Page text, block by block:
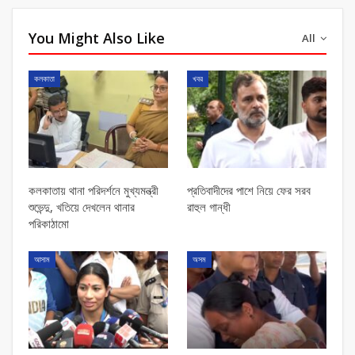
All
You Might Also Like
কলকাতা
কলকাতায় থানা পরিদর্শনে মুখ্যমন্ত্রী
শুভেন্দু, খতিয়ে দেখলেন থানার
পরিকাঠামো
খবর
প্রতিবাদীদের পাশে নিয়ে ফের সরব
রাহুল গান্ধী
আসাম অসম